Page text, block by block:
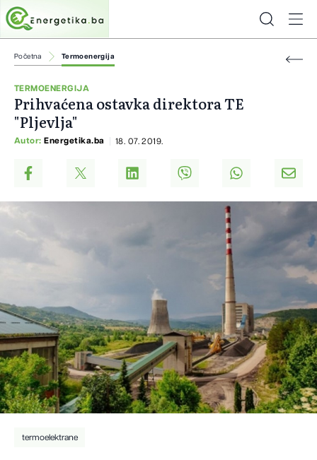
Početna Termoenergija
TERMOENERGIJA
Prihvaćena ostavka direktora TE
"Pljevlja"
Autor: Energetika.ba 18. 07. 2019.
termoelektrane